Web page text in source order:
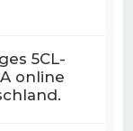
5CL-
online